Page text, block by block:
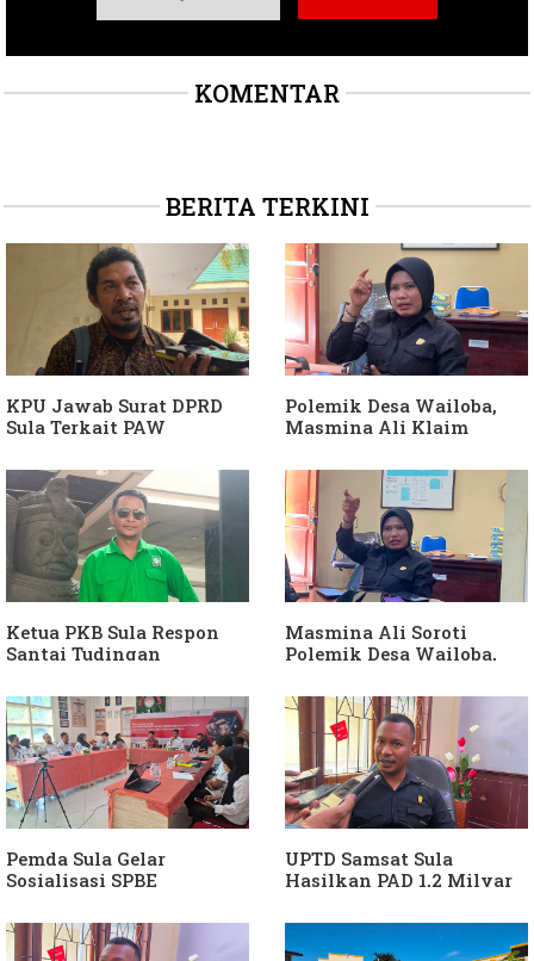
KOMENTAR
BERITA TERKINI
KPU Jawab Surat DPRD
Sula Terkait PAW
Hanura
Polemik Desa Wailoba,
Masmina Ali Klaim
Keterlibatan Ketua PKB
Sula
Ketua PKB Sula Respon
Santai Tudingan
Dia Kangen Saya
Masmina Ali Soroti
Polemik Desa Wailoba,
Keterlibatan Ketua PKB
Sula
Pemda Sula Gelar
Sosialisasi SPBE
UPTD Samsat Sula
Hasilkan PAD 1,2 Milyar